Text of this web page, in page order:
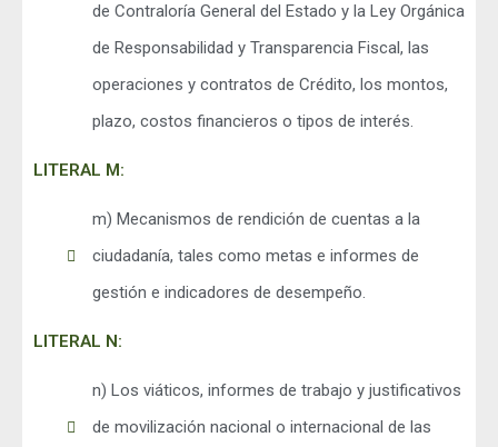
de Contraloría General del Estado y la Ley Orgánica
de Responsabilidad y Transparencia Fiscal, las
operaciones y contratos de Crédito, los montos,
plazo, costos financieros o tipos de interés.
LITERAL M:
m) Mecanismos de rendición de cuentas a la
ciudadanía, tales como metas e informes de
gestión e indicadores de desempeño.
LITERAL N:
n) Los viáticos, informes de trabajo y justificativos
de movilización nacional o internacional de las